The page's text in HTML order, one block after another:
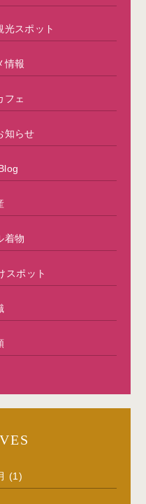
光スポット
情報
フェ
知らせ
着物
スポット
(1)